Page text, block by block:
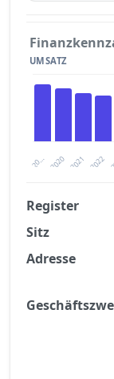
UMSATZ
20… 2021
2020 2022
Register
Sitz
Adresse